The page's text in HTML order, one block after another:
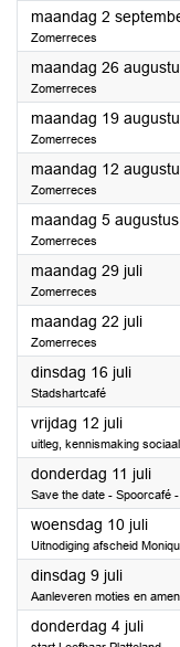
maandag 2
Zomerreces
maandag 26
Zomerreces
maandag 19
Zomerreces
maandag 12
Zomerreces
maandag 5 augustus
Zomerreces
maandag 29 juli2024
Zomerreces
maandag 22 juli2024
Zomerreces
dinsdag 16 juli2024
Stadshartcafé
vrijdag 12 juli2024
uitleg, kennismaking
donderdag 11 juli2024
Save the date - Spoorcafé
woensdag 10 juli2024
Uitnodiging afscheid
dinsdag 9 juli2024
Aanleveren moties en
donderdag 4 juli2024